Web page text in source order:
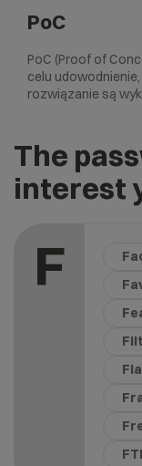
PoC
PoC (Proof of
celu
rozwiązanie są
The
interest
F